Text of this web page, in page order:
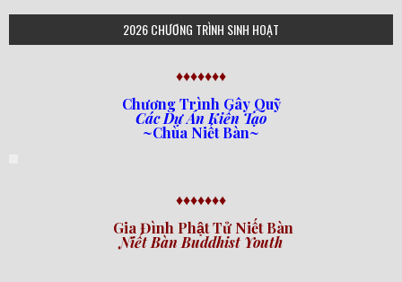
2026 CHƯƠNG TRÌNH SINH HOẠT
♦♦♦♦♦♦♦
Chương Trình Gây Quỹ
Các Dự Án Kiến Tạo
~Chùa Niết Bàn~
♦♦♦♦♦♦♦
Gia Đình Phật Tử Niết Bàn
Niết Bàn Buddhist Youth